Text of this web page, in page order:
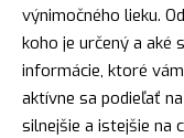
výnimočného lieku.
koho je určený a aké
informácie, ktoré
aktívne sa podieľať
silnejšie a istejšie na